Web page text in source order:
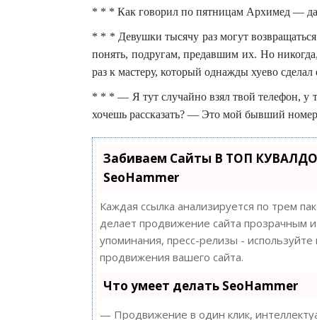
* * * Как говорил по пятницам Архимед —
* * * Девушки тысячу раз могут
понять, подругам, предавшим их. Но
раз к мастеру, который однажды хуево сделал
* * * — Я тут случайно взял твой телефон, у
хочешь рассказать? — Это мой бывший
Забиваем Сайты В ТОП
SeoHammer
Каждая ссылка анализируется по трем
делает продвижение сайта прозрачным
упоминания, пресс-релизы -
продвижения вашего сайта.
Что умеет делать SeoHammer
— Продвижение в один клик,